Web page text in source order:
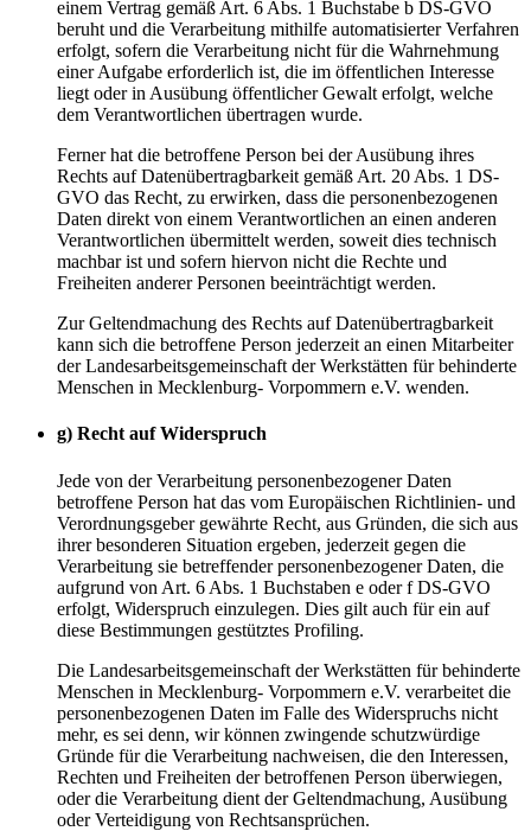
einem Vertrag gemäß Art. 6 Abs. 1 Buchstabe b DS-GVO
beruht und die Verarbeitung mithilfe automatisierter Verfahren
erfolgt, sofern die Verarbeitung nicht für die Wahrnehmung
einer Aufgabe erforderlich ist, die im öffentlichen Interesse
liegt oder in Ausübung öffentlicher Gewalt erfolgt, welche
dem Verantwortlichen übertragen wurde.
Ferner hat die betroffene Person bei der Ausübung ihres
Rechts auf Datenübertragbarkeit gemäß Art. 20 Abs. 1 DS-
GVO das Recht, zu erwirken, dass die personenbezogenen
Daten direkt von einem Verantwortlichen an einen anderen
Verantwortlichen übermittelt werden, soweit dies technisch
machbar ist und sofern hiervon nicht die Rechte und
Freiheiten anderer Personen beeinträchtigt werden.
Zur Geltendmachung des Rechts auf Datenübertragbarkeit
kann sich die betroffene Person jederzeit an einen Mitarbeiter
der Landesarbeitsgemeinschaft der Werkstätten für behinderte
Menschen in Mecklenburg- Vorpommern e.V. wenden.
g) Recht auf Widerspruch
Jede von der Verarbeitung personenbezogener Daten
betroffene Person hat das vom Europäischen Richtlinien- und
Verordnungsgeber gewährte Recht, aus Gründen, die sich aus
ihrer besonderen Situation ergeben, jederzeit gegen die
Verarbeitung sie betreffender personenbezogener Daten, die
aufgrund von Art. 6 Abs. 1 Buchstaben e oder f DS-GVO
erfolgt, Widerspruch einzulegen. Dies gilt auch für ein auf
diese Bestimmungen gestütztes Profiling.
Die Landesarbeitsgemeinschaft der Werkstätten für behinderte
Menschen in Mecklenburg- Vorpommern e.V. verarbeitet die
personenbezogenen Daten im Falle des Widerspruchs nicht
mehr, es sei denn, wir können zwingende schutzwürdige
Gründe für die Verarbeitung nachweisen, die den Interessen,
Rechten und Freiheiten der betroffenen Person überwiegen,
oder die Verarbeitung dient der Geltendmachung, Ausübung
oder Verteidigung von Rechtsansprüchen.